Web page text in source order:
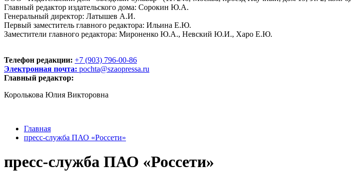
Главный редактор издательского дома: Сорокин Ю.А.
Генеральный директор: Латышев А.И.
Первый заместитель главного редактора: Ильина Е.Ю.
Заместители главного редактора: Мироненко Ю.А., Невский Ю.И., Харо Е.Ю.
Телефон редакции: +7 (903) 796-00-86
Электронная почта: pochta@szaopressa.ru
Главный редактор:
Королькова Юлия Викторовна
Главная
пресс-служба ПАО «Россети»
пресс-служба ПАО «Россети»